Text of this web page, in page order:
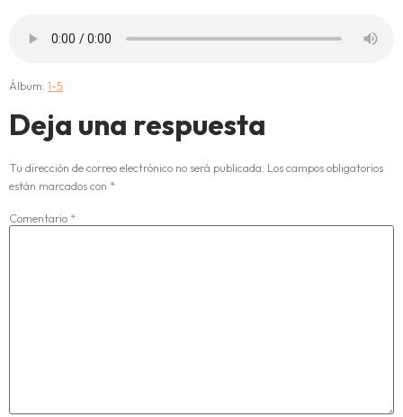
Álbum: 1-5
Deja una respuesta
Tu dirección de correo electrónico no será publicada. Los campos obligatorios
están marcados con *
Comentario *